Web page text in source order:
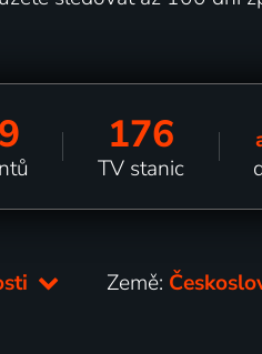
176
TV stanic
Země: